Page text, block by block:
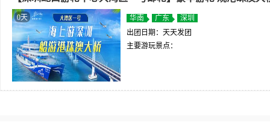
0天 华南 广东
深圳
出团日期：天天发团
主要游玩景点：